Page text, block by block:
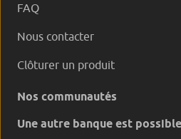
FAQ
Nous contacter
Clôturer un produit
Nos communautés
Une autre banque est possible